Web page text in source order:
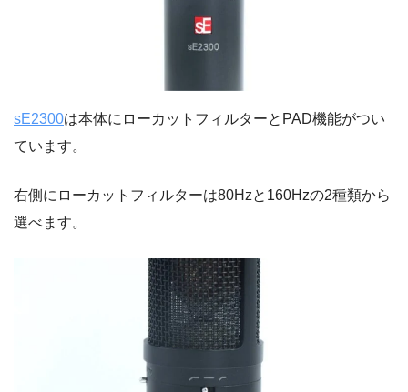
sE2300は本体にローカットフィルターとPAD機能がつい
ています。
右側にローカットフィルターは80Hzと160Hzの2種類から
選べます。